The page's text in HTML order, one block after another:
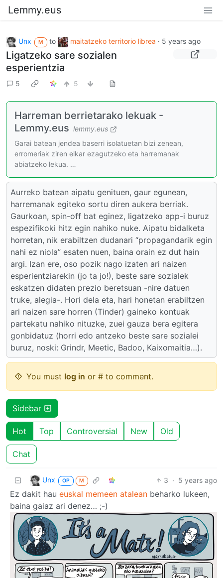
Lemmy.eus
Unx M to maitatzeko territorio librea · 5 years ago
Ligatzeko sare sozialen
esperientzia
5 5
Harreman berrietarako lekuak -
Lemmy.eus lemmy.eus
Garai batean jendea baserri isolatuetan bizi zenean,
erromeriak ziren elkar ezagutzeko eta harremanak
abiatzeko lekua. …
Aurreko batean aipatu genituen, gaur egunean,
harremanak egiteko sortu diren aukera berriak.
Gaurkoan, spin-off bat eginez, ligatzeko app-i buruz
espezifikoki hitz egin nahiko nuke. Aipatu bidalketa
horretan, nik erabiltzen dudanari “propagandarik egin
nahi ez niola” esaten nuen, baina orain ez dut hain
argi. Izan ere, oso pozik nago izaten ari naizen
esperientziarekin (jo ta jo!), beste sare sozialek
eskatzen didaten prezio beretsuan -nire datuen
truke, alegia-. Hori dela eta, hari honetan erabiltzen
ari naizen sare horren (Tinder) gaineko kontuak
partekatu nahiko nituzke, zuei gauza bera egitera
gonbidatuz (horri edo antzeko beste sare sozialei
buruz, noski: Grindr, Meetic, Badoo, Kaixomaitia…).
You must log in or # to comment.
Sidebar
Hot Top Controversial New Old
Chat
Unx OP M 3 · 5 years ago
Ez dakit hau euskal memeen atalean beharko lukeen,
baina gaiaz ari denez… ;-)